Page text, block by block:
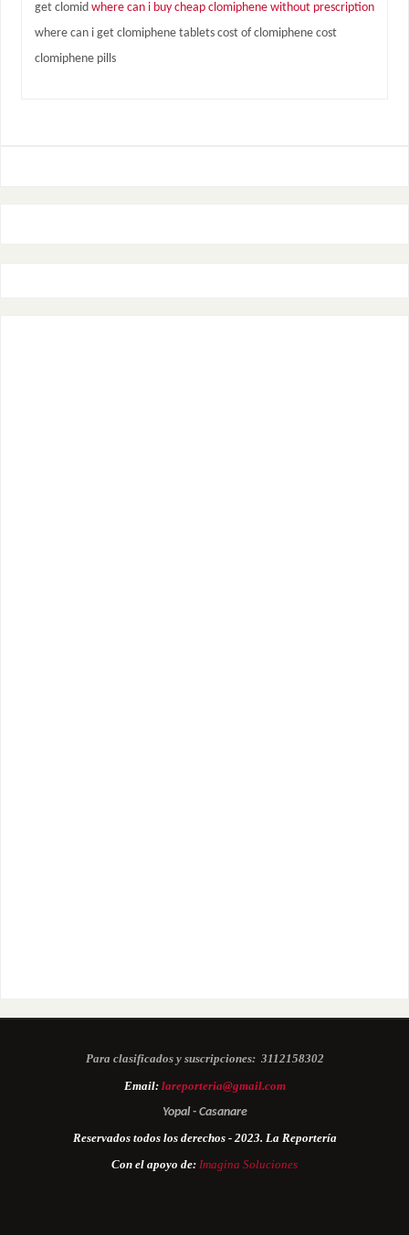
get clomid where can i buy cheap clomiphene without prescription
where can i get clomiphene tablets cost of clomiphene cost
clomiphene pills
Para clasificados y suscripciones: 3112158302
Email: lareporteria@gmail.com
Yopal - Casanare
Reservados todos los derechos - 2023. La Reportería
Con el apoyo de: Imagina Soluciones